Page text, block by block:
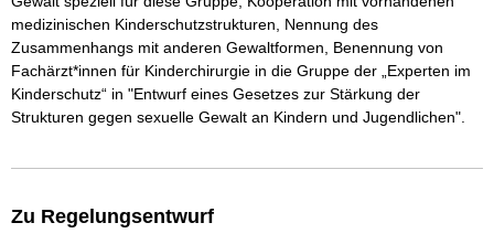
medizinischen Kinderschutzstrukturen, Nennung des
Zusammenhangs mit anderen Gewaltformen, Benennung von
Fachärzt*innen für Kinderchirurgie in die Gruppe der „Experten im
Kinderschutz“ in "Entwurf eines Gesetzes zur Stärkung der
Strukturen gegen sexuelle Gewalt an Kindern und Jugendlichen".
Zu Regelungsentwurf